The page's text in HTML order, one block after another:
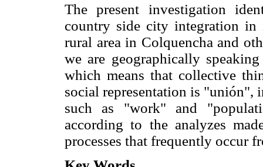
The present investigation
country side city integration
rural area in Colquencha and
we are geographically
which means that collective
social representation is "unión",
such as "work" and
according to the analyzes
processes that frequently occur